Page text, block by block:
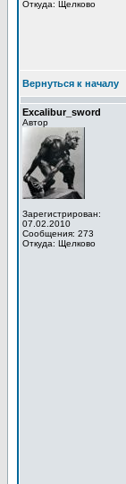
Откуда: Щелково
Вернуться к началу
Excalibur_sword
Автор
Зарегистрирован:
07.02.2010
Сообщения: 273
Откуда: Щелково